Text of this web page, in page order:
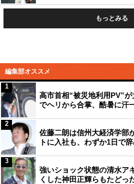
もっとみる
編集部オススメ
高市首相“被災地利用PV”
でヘリから合掌、酷暑に汗
1
佐藤二朗は信州大経済学部
トに入社も、わずか1日で
2
強いショック状態の清水
くした神田正輝らもたどっ
3